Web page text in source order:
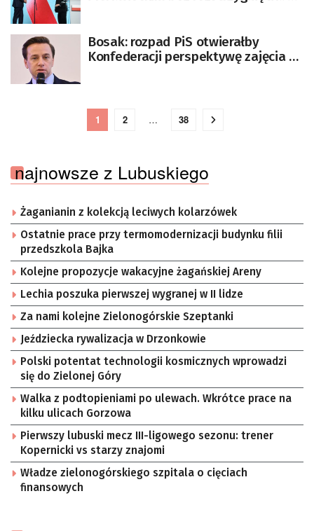
Bosak: rozpad PiS otwierałby
Konfederacji perspektywę zajęcia na
1 2 … 38
najnowsze z Lubuskiego
Żaganianin z kolekcją leciwych kolarzówek
Ostatnie prace przy termomodernizacji budynku filii
przedszkola Bajka
Kolejne propozycje wakacyjne żagańskiej Areny
Lechia poszuka pierwszej wygranej w II lidze
Za nami kolejne Zielonogórskie Szeptanki
Jeździecka rywalizacja w Drzonkowie
Polski potentat technologii kosmicznych wprowadzi
się do Zielonej Góry
Walka z podtopieniami po ulewach. Wkrótce prace na
kilku ulicach Gorzowa
Pierwszy lubuski mecz III-ligowego sezonu: trener
Kopernicki vs starzy znajomi
Władze zielonogórskiego szpitala o cięciach
finansowych